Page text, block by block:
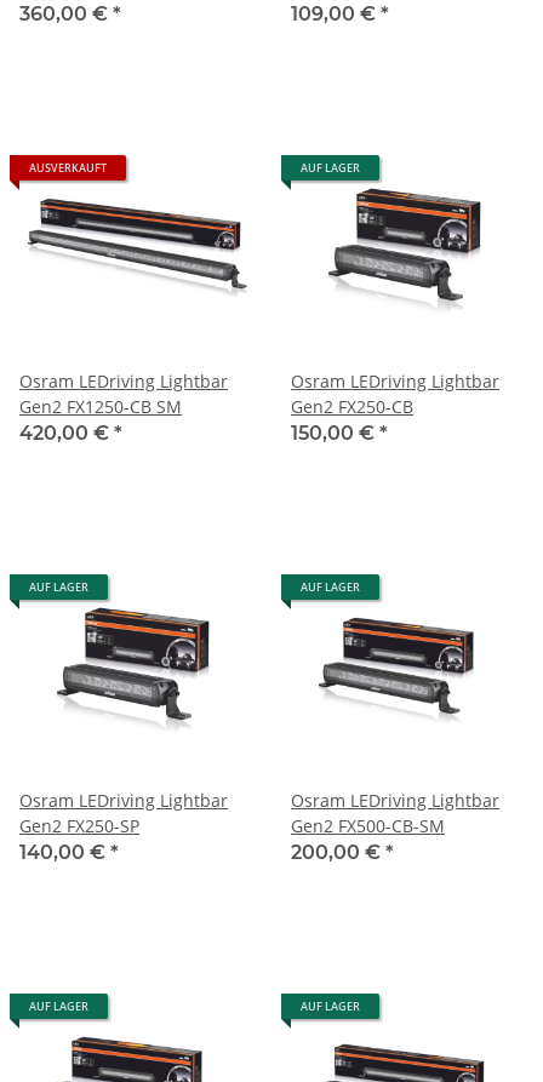
360,00 € *
109,00 € *
AUSVERKAUFT
Osram LEDriving Lightbar
Gen2 FX1250-CB SM
420,00 € *
AUF LAGER
Osram LEDriving Lightbar
Gen2 FX250-CB
150,00 € *
AUF LAGER
Osram LEDriving Lightbar
Gen2 FX250-SP
140,00 € *
AUF LAGER
Osram LEDriving Lightbar
Gen2 FX500-CB-SM
200,00 € *
AUF LAGER AUF LAGER